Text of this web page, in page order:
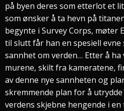
på byen deres som etterlot et
som ønsker å ta hevn på
begynte i Survey Corps, møter
til slutt får han en spesiell evne
sannhet om verden… Etter å
murene, skilt fra kameratene,
av denne nye sannheten og
skremmende plan for å
verdens skjebne hengende i